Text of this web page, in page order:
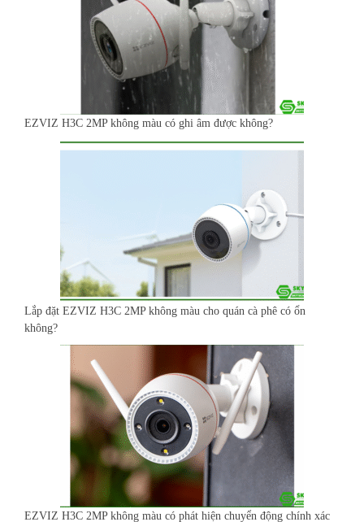
EZVIZ H3C 2MP không màu có ghi âm được không?
Lắp đặt EZVIZ H3C 2MP không màu cho quán cà phê có ổn
không?
EZVIZ H3C 2MP không màu có phát hiện chuyển động chính xác